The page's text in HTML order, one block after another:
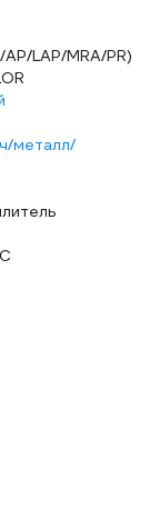
LAP/MRA/PR)
металл/